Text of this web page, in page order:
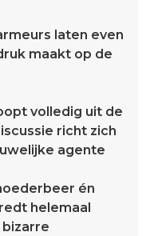
laten even
maakt op de
volledig uit de
richt zich
agente
én
helemaal